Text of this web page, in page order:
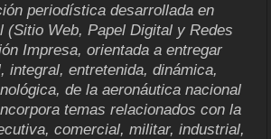
periodística desarrollada en
(Sitio Web, Papel Digital y Redes
Impresa, orientada a entregar
integral, entretenida, dinámica,
de la aeronáutica nacional
temas relacionados con la
comercial, militar, industrial,